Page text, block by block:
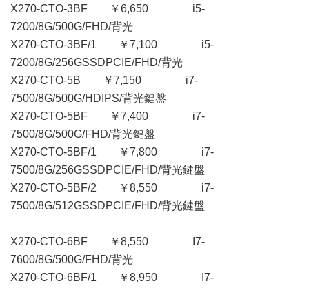
X270-CTO-3BF ￥6,650 i5-
7200/8G/500G/FHD/背光
X270-CTO-3BF/1 ￥7,100 i5-
7200/8G/256GSSDPCIE/FHD/背光
X270-CTO-5B ￥7,150 i7-
7500/8G/500G/HDIPS/背光鍵盤
X270-CTO-5BF ￥7,400 i7-
7500/8G/500G/FHD/背光鍵盤
X270-CTO-5BF/1 ￥7,800 i7-
7500/8G/256GSSDPCIE/FHD/背光鍵盤
X270-CTO-5BF/2 ￥8,550 i7-
7500/8G/512GSSDPCIE/FHD/背光鍵盤
X270-CTO-6BF ￥8,550 I7-
7600/8G/500G/FHD/背光
X270-CTO-6BF/1 ￥8,950 I7-